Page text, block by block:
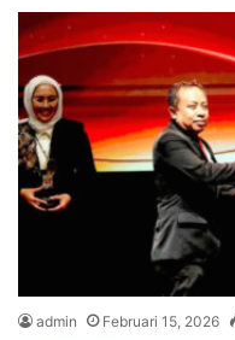
admin Februari 15, 2026